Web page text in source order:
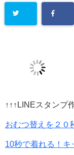
↑↑↑LINEスタンプ
おむつ替えを２０
10秒で着れる！キ